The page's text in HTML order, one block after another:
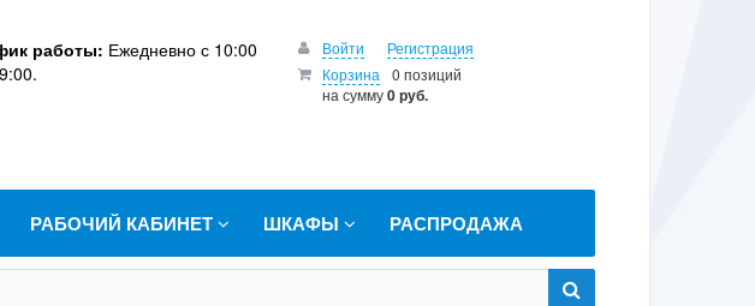
работы: Ежедневно с 10:00
Войти
Регистрация
Корзина
0 позиций
на сумму0 руб.
РАБОЧИЙ КАБИНЕТ ШКАФЫ РАСПРОДАЖА